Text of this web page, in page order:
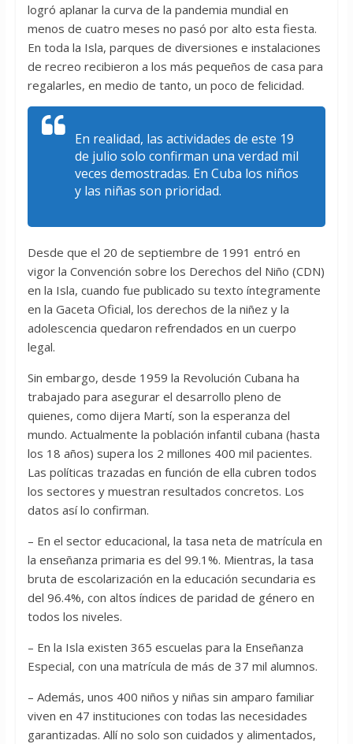
logró aplanar la curva de la pandemia mundial en
menos de cuatro meses no pasó por alto esta fiesta.
En toda la Isla, parques de diversiones e instalaciones
de recreo recibieron a los más pequeños de casa para
regalarles, en medio de tanto, un poco de felicidad.
En realidad, las actividades de este 19
de julio solo confirman una verdad mil
veces demostradas. En Cuba los niños
y las niñas son prioridad.
Desde que el 20 de septiembre de 1991 entró en
vigor la Convención sobre los Derechos del Niño (CDN)
en la Isla, cuando fue publicado su texto íntegramente
en la Gaceta Oficial, los derechos de la niñez y la
adolescencia quedaron refrendados en un cuerpo
legal.
Sin embargo, desde 1959 la Revolución Cubana ha
trabajado para asegurar el desarrollo pleno de
quienes, como dijera Martí, son la esperanza del
mundo. Actualmente la población infantil cubana (hasta
los 18 años) supera los 2 millones 400 mil pacientes.
Las políticas trazadas en función de ella cubren todos
los sectores y muestran resultados concretos. Los
datos así lo confirman.
– En el sector educacional, la tasa neta de matrícula en
la enseñanza primaria es del 99.1%. Mientras, la tasa
bruta de escolarización en la educación secundaria es
del 96.4%, con altos índices de paridad de género en
todos los niveles.
– En la Isla existen 365 escuelas para la Enseñanza
Especial, con una matrícula de más de 37 mil alumnos.
– Además, unos 400 niños y niñas sin amparo familiar
viven en 47 instituciones con todas las necesidades
garantizadas. Allí no solo son cuidados y alimentados,